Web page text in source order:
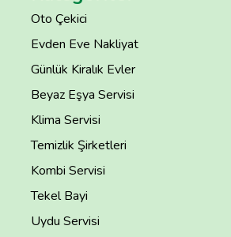
Oto Çekici
Evden Eve Nakliyat
Günlük Kiralık Evler
Beyaz Eşya Servisi
Klima Servisi
Temizlik Şirketleri
Kombi Servisi
Tekel Bayi
Uydu Servisi